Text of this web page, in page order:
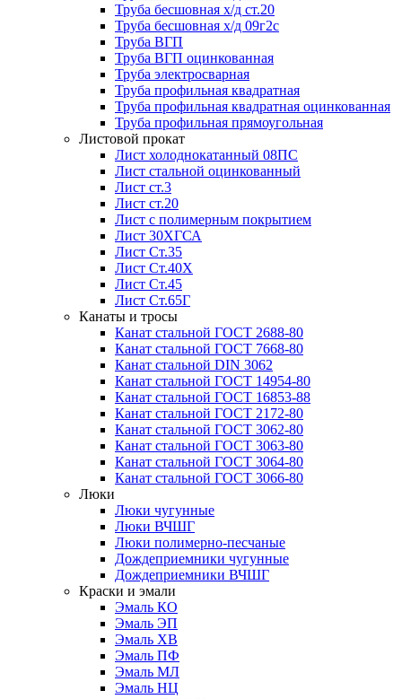
Труба бесшовная х/д ст.20
Труба бесшовная х/д 09г2с
Труба ВГП
Труба ВГП оцинкованная
Труба электросварная
Труба профильная квадратная
Труба профильная квадратная оцинкованная
Труба профильная прямоугольная
Листовой прокат
Лист холоднокатанный 08ПС
Лист стальной оцинкованный
Лист ст.3
Лист ст.20
Лист с полимерным покрытием
Лист 30ХГСА
Лист Ст.35
Лист Ст.40Х
Лист Ст.45
Лист Ст.65Г
Канаты и тросы
Канат стальной ГОСТ 2688-80
Канат стальной ГОСТ 7668-80
Канат стальной DIN 3062
Канат стальной ГОСТ 14954-80
Канат стальной ГОСТ 16853-88
Канат стальной ГОСТ 2172-80
Канат стальной ГОСТ 3062-80
Канат стальной ГОСТ 3063-80
Канат стальной ГОСТ 3064-80
Канат стальной ГОСТ 3066-80
Люки
Люки чугунные
Люки ВЧШГ
Люки полимерно-песчаные
Дождеприемники чугунные
Дождеприемники ВЧШГ
Краски и эмали
Эмаль КО
Эмаль ЭП
Эмаль ХВ
Эмаль ПФ
Эмаль МЛ
Эмаль НЦ